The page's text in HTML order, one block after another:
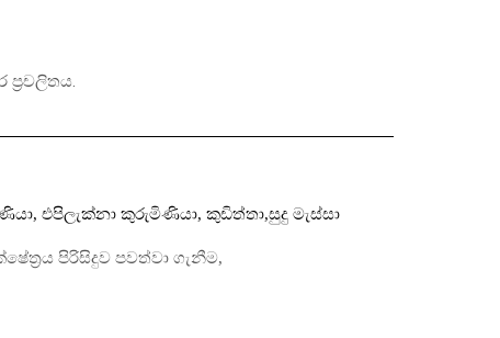
, එපිලැක්නා කුරුමිණියා, කුඩිත්තා,සුදු මැස්සා
පිරිසිදුව පවත්වා ගැනීම,